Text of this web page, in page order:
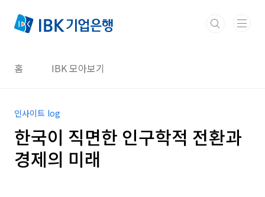
홈 IBK 모아보기
인사이트 log
한국이 직면한 인구학적 전환과
경제의 미래